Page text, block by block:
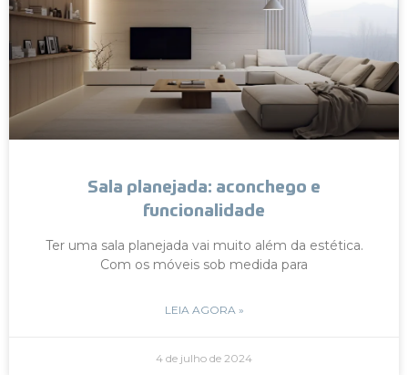
Sala planejada: aconchego e
funcionalidade
Ter uma sala planejada vai muito além da estética.
Com os móveis sob medida para
LEIA AGORA »
4 de julho de 2024